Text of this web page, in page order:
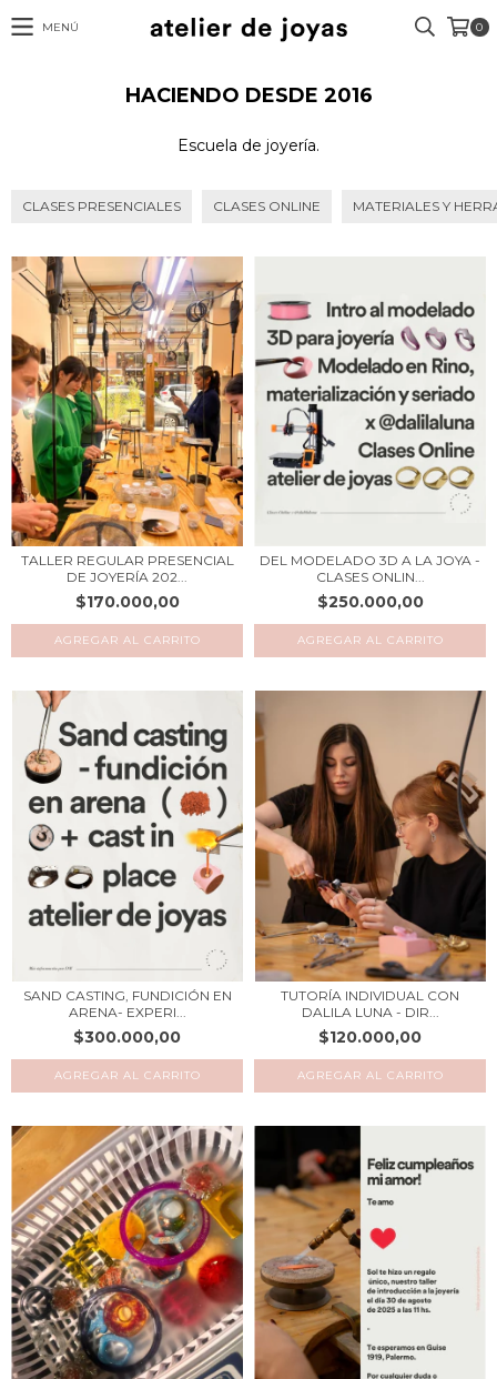
MENÚ 0
HACIENDO DESDE 2016
Escuela de joyería.
CLASES PRESENCIALES CLASES ONLINE MATERIALES Y
TALLER REGULAR PRESENCIAL
DE JOYERÍA 202...
$170.000,00
AGREGAR AL CARRITO
DEL MODELADO 3D A LA JOYA -
CLASES ONLIN...
$250.000,00
AGREGAR AL CARRITO
SAND CASTING, FUNDICIÓN EN
ARENA- EXPERI...
$300.000,00
AGREGAR AL CARRITO
TUTORÍA INDIVIDUAL CON
DALILA LUNA - DIR...
$120.000,00